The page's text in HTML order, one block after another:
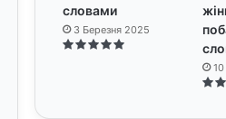
словами
3 Березня 2025